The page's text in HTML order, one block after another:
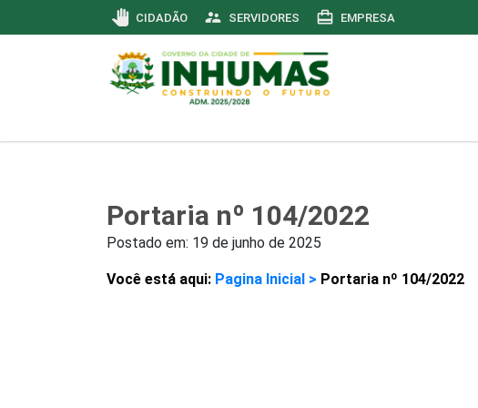
pan_tool CIDADÃO supervisor_account SERVIDORES card_travel EMPRESA
Portaria nº 104/2022
Postado em: 19 de junho de 2025
Você está aqui: Pagina Inicial > Portaria nº 104/2022